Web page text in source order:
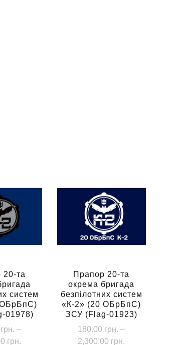
20-та
систем
01978)
грн. –
грн.
Прапор 20-та
окрема бригада
безпілотних систем
«К-2» (20 ОБрБпС)
ЗСУ (Flag-01923)
180.00 грн. –
2,300.00 грн.